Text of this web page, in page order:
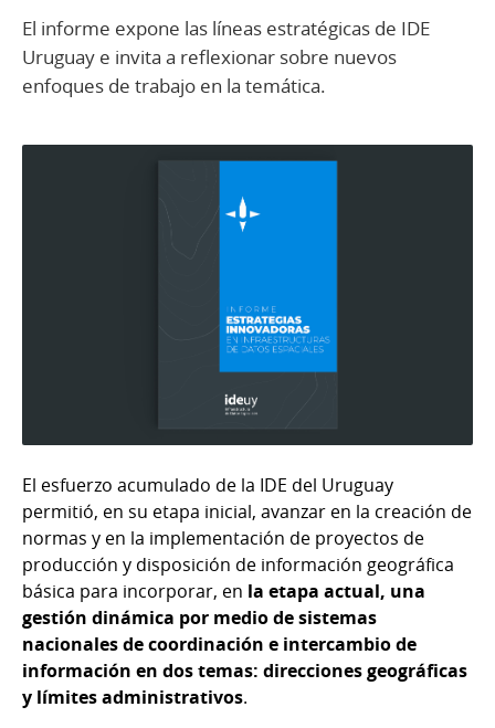
El informe expone las líneas estratégicas de IDE
Uruguay e invita a reflexionar sobre nuevos
enfoques de trabajo en la temática.
El esfuerzo acumulado de la IDE del Uruguay
permitió, en su etapa inicial, avanzar en la creación de
normas y en la implementación de proyectos de
producción y disposición de información geográfica
básica para incorporar, en la etapa actual, una
gestión dinámica por medio de sistemas
nacionales de coordinación e intercambio de
información en dos temas: direcciones geográficas
y límites administrativos.